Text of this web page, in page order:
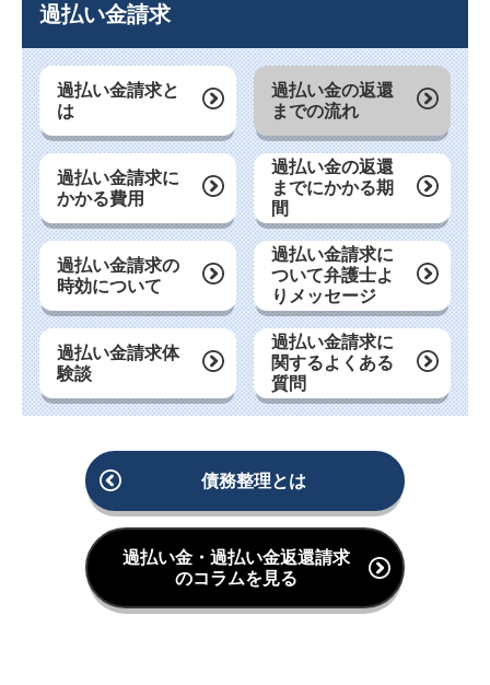
過払い金請求
過払い金請求と
は
過払い金の返還
までの流れ
過払い金請求に
かかる費用
過払い金の返還
までにかかる期
間
過払い金請求の
時効について
過払い金請求に
ついて弁護士よ
りメッセージ
過払い金請求体
験談
過払い金請求に
関するよくある
質問
債務整理とは
過払い金・過払い金返還請求
のコラムを見る